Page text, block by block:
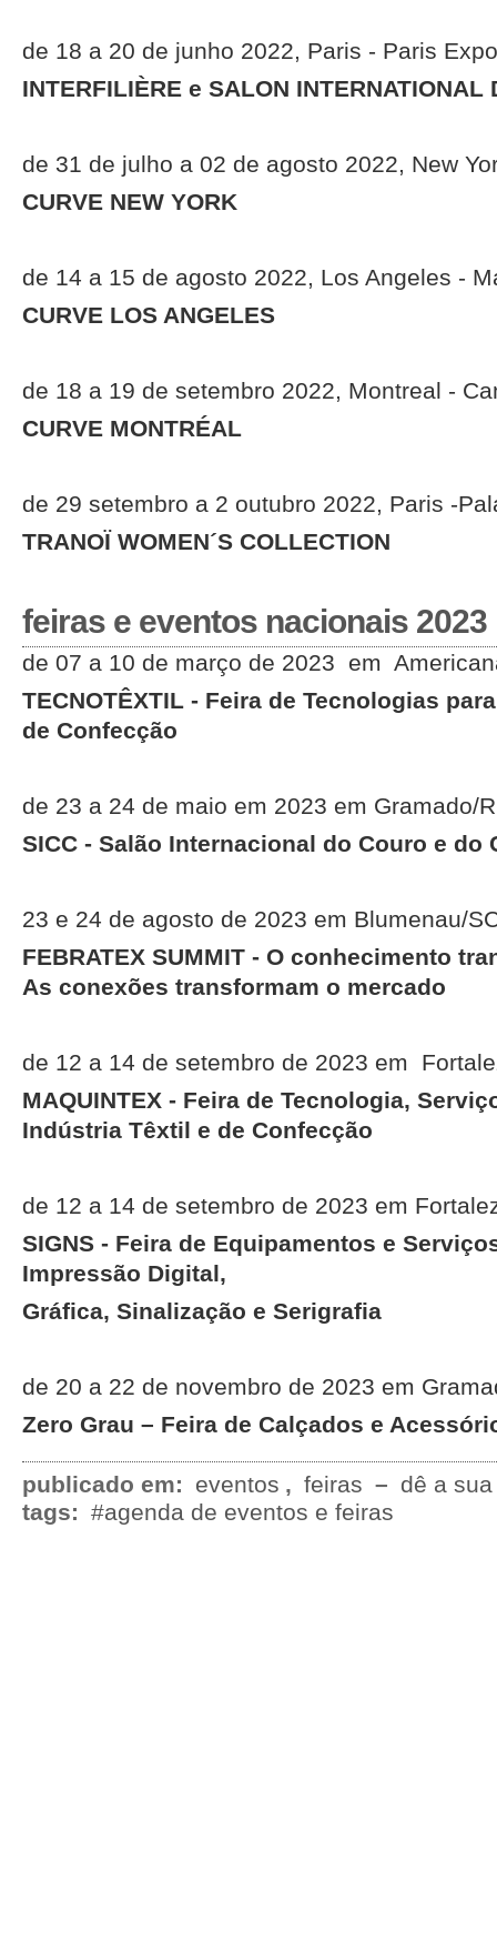
de 18 a 20 de junho 2022, Paris - Paris
INTERFILIÈRE e SALON INTERNATIONAL
de 31 de julho a 02 de agosto 2022, New
CURVE NEW YORK
de 14 a 15 de agosto 2022, Los Angeles -
CURVE LOS ANGELES
de 18 a 19 de setembro 2022, Montreal -
CURVE MONTRÉAL
de 29 setembro a 2 outubro 2022, Paris -
TRANOÏ WOMEN´S COLLECTION
feiras e eventos nacionais 2023
de 07 a 10 de março de 2023 em
TECNOTÊXTIL - Feira de Tecnologias
de Confecção
de 23 a 24 de maio em 2023 em Gramado/
SICC - Salão Internacional do Couro e do
23 e 24 de agosto de 2023 em Blumenau/
FEBRATEX SUMMIT - O conhecimento
As conexões transformam o mercado
de 12 a 14 de setembro de 2023 em
MAQUINTEX - Feira de Tecnologia,
Indústria Têxtil e de Confecção
de 12 a 14 de setembro de 2023 em
SIGNS - Feira de Equipamentos e
Impressão Digital,
Gráfica, Sinalização e Serigrafia
de 20 a 22 de novembro de 2023 em
Zero Grau – Feira de Calçados e
publicado em: eventos , feiras – dê a
tags: #agenda de eventos e feiras